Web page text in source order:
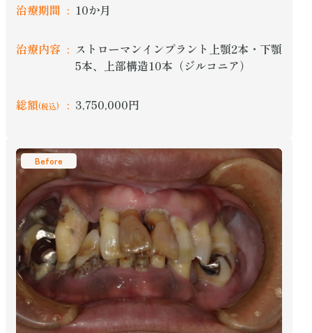
治療期間 10か月
治療内容
ストローマンインプラント上顎2本・下顎
5本、上部構造10本（ジルコニア）
総額(税込) 3,750,000円
Before